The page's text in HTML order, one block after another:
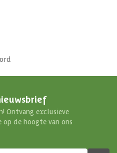
159 cm
Buiten
1
Ontvang exclusieve
de hoogte van ons